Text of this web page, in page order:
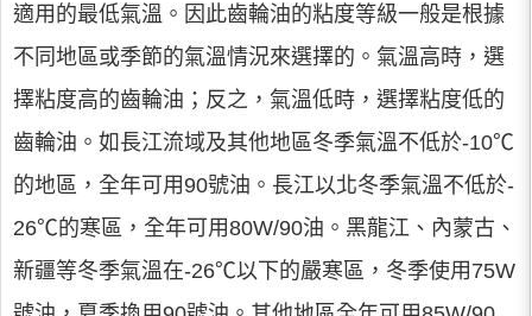
適用的最低氣溫。因此齒輪油的粘度等級一般是根據
不同地區或季節的氣溫情況來選擇的。氣溫高時，選
擇粘度高的齒輪油；反之，氣溫低時，選擇粘度低的
齒輪油。如長江流域及其他地區冬季氣溫不低於-10℃
的地區，全年可用90號油。長江以北冬季氣溫不低於-
26℃的寒區，全年可用80W/90油。黑龍江、內蒙古、
新疆等冬季氣溫在-26℃以下的嚴寒區，冬季使用75W